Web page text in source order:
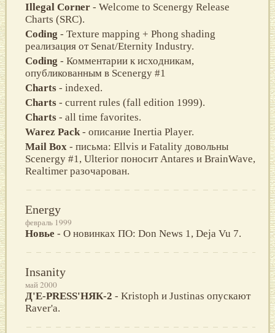
Illegal Corner - Welcome to Scenergy Release
Charts (SRC).
Coding - Texture mapping + Phong shading
реализация от Senat/Eternity Industry.
Coding - Комментарии к исходникам,
опубликованным в Scenergy #1
Charts - indexed.
Charts - current rules (fall edition 1999).
Charts - all time favorites.
Warez Pack- описание Inertia Player.
Mail Box - письма: Ellvis и Fatality довольны
Scenergy #1, Ulterior поносит Antares и BrainWave,
Realtimer разочарован.
Energy
февраль 1999
Новье - О новинках ПО: Don News 1, Deja Vu 7.
Insanity
май 2000
Д'E-PRESS'НЯК-2 - Kristoph и Justinas опускают
Raver'a.